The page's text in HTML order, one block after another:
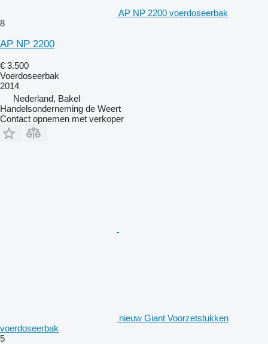
AP NP 2200 voerdoseerbak
8
AP NP 2200
€ 3.500
Voerdoseerbak
2014
Nederland, Bakel
Handelsonderneming de Weert
Contact opnemen met verkoper
nieuw Giant Voorzetstukken
voerdoseerbak
5